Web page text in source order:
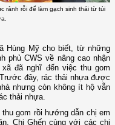
rảnh rỗi để làm gạch sinh thái từ túi
Hùng Mỹ cho biết, từ những
phủ CWS về nâng cao nhận
đã nghĩ đến việc thu gom
đây, rác thải nhựa được
nhưng còn không ít hộ vẫn
thải nhựa.
gom rồi hướng dẫn chị em
Chị Ghến cùng với các chi